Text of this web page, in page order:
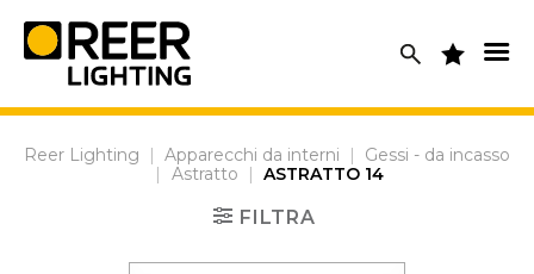
content
Reer Lighting | Apparecchi da interni |
Gessi - da incasso
|
Astratto | ASTRATTO 14
FILTRA